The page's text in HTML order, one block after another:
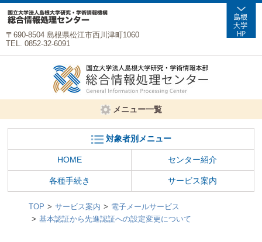
〒690-8504 島根県松江市西川津町1060
TEL. 0852-32-6091
メニュー一覧
対象者別メニュー
HOME センター紹介
各種手続き サービス案内
TOP サービス案内
電子メールサービス
基本認証から先進認証への設定変更について